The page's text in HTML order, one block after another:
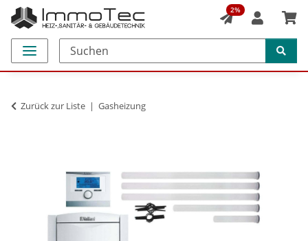
2%
Zurück zur Liste Gasheizung